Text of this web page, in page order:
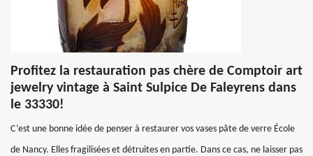
Profitez la restauration pas chère de Comptoir art
jewelry vintage à Saint Sulpice De Faleyrens dans
le 33330!
C’est une bonne idée de penser à restaurer vos vases pâte de verre École
de Nancy. Elles fragilisées et détruites en partie. Dans ce cas, ne laisser pas